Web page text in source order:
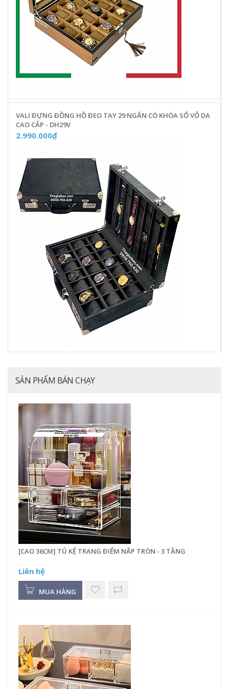
VALI ĐỰNG ĐỒNG HỒ ĐEO TAY 29 NGĂN CÓ KHÓA SỐ VỎ DA
CAO CẤP - DH29V
2.990.000₫
SẢN PHẨM BÁN CHẠY
[CAO 36CM] TỦ KỆ TRANG ĐIỂM NẮP TRÒN - 3 TẦNG
Liên hệ
MUA HÀNG